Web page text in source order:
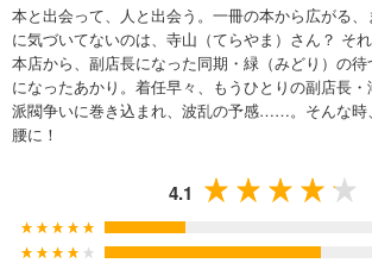
本と出会って、人と出会う。一冊の本から広がる
に気づいてないのは、寺山（てらやま）さん？ そ
本店から、副店長になった同期・緑（みどり）の
になったあかり。着任早々、もうひとりの副店長
派閥争いに巻き込まれ、波乱の予感……。そんな時
腰に！
4.1